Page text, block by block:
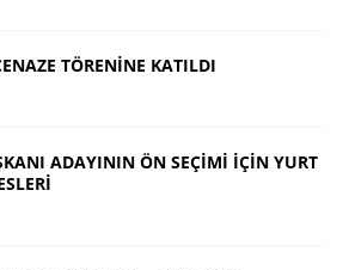
TÖRENİNE KATILDI
ADAYININ ÖN SEÇİMİ İÇİN YURT